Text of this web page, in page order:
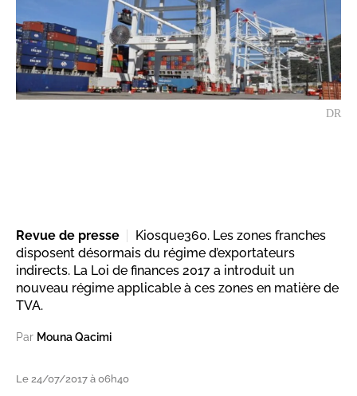
DR
Revue de presse
Kiosque360. Les zones franches
disposent désormais du régime d’exportateurs
indirects. La Loi de finances 2017 a introduit un
nouveau régime applicable à ces zones en matière de
TVA.
Par Mouna Qacimi
Le 24/07/2017 à 06h40